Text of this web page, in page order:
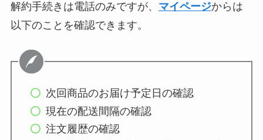
解約手続きは電話のみですが、 マイページからは
以下のことを確認できます。
次回商品のお届け予定日の確認
現在の配送間隔の確認
注文履歴の確認